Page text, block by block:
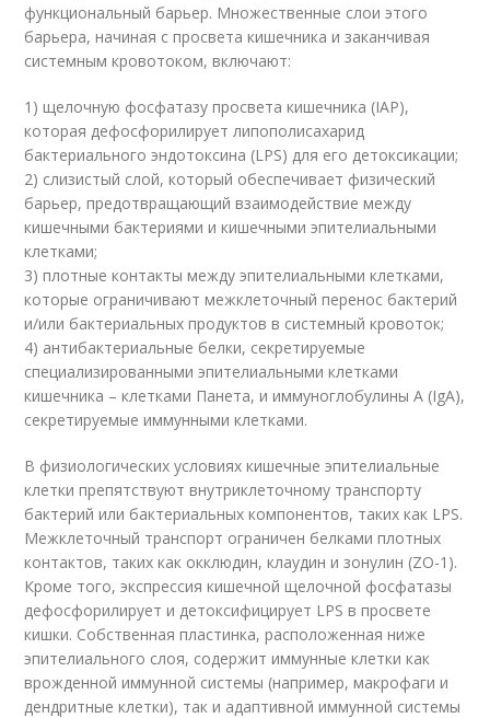
функциональный барьер. Множественные слои этого
барьера, начиная с просвета кишечника и заканчивая
системным кровотоком, включают:
1) щелочную фосфатазу просвета кишечника (IAP),
которая дефосфорилирует липополисахарид
бактериального эндотоксина (LPS) для его детоксикации;
2) слизистый слой, который обеспечивает физический
барьер, предотвращающий взаимодействие между
кишечными бактериями и кишечными эпителиальными
клетками;
3) плотные контакты между эпителиальными клетками,
которые ограничивают межклеточный перенос бактерий
и/или бактериальных продуктов в системный кровоток;
4) антибактериальные белки, секретируемые
специализированными эпителиальными клетками
кишечника – клетками Панета, и иммуноглобулины А (IgA),
секретируемые иммунными клетками.
В физиологических условиях кишечные эпителиальные
клетки препятствуют внутриклеточному транспорту
бактерий или бактериальных компонентов, таких как LPS.
Межклеточный транспорт ограничен белками плотных
контактов, таких как окклюдин, клаудин и зонулин (ZO-1).
Кроме того, экспрессия кишечной щелочной фосфатазы
дефосфорилирует и детоксифицирует LPS в просвете
кишки. Собственная пластинка, расположенная ниже
эпителиального слоя, содержит иммунные клетки как
врожденной иммунной системы (например, макрофаги и
дендритные клетки), так и адаптивной иммунной системы